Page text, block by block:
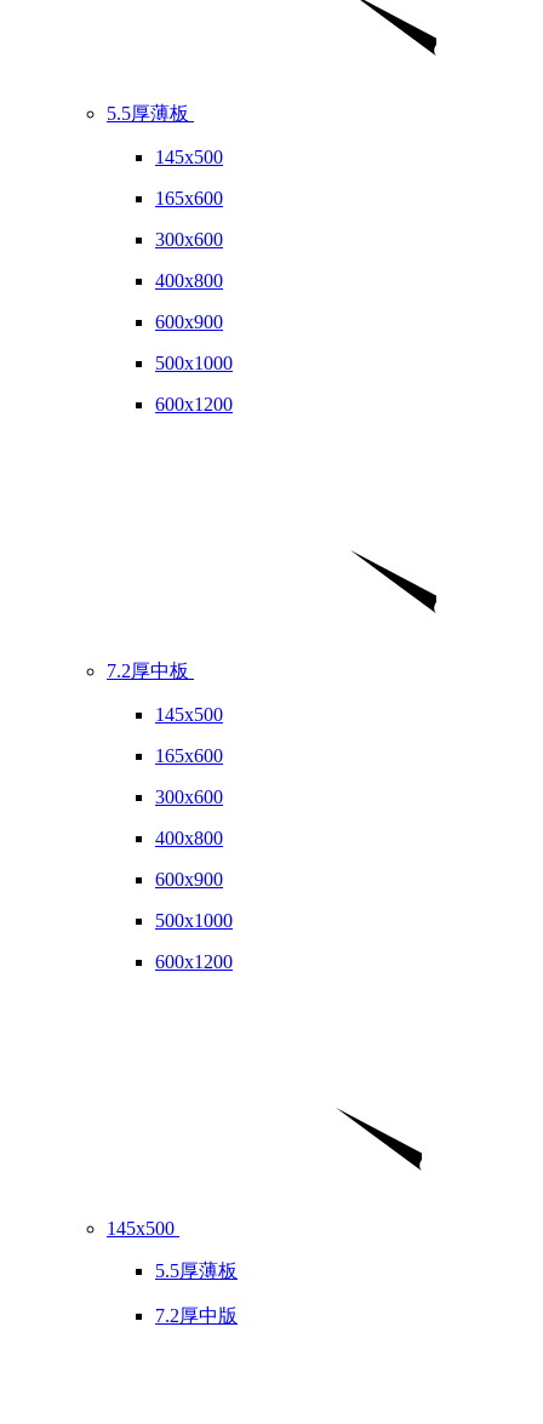
5.5厚薄板
145x500
165x600
300x600
400x800
600x900
500x1000
600x1200
7.2厚中板
145x500
165x600
300x600
400x800
600x900
500x1000
600x1200
145x500
5.5厚薄板
7.2厚中版